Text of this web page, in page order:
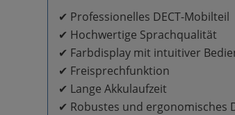
✔ Professionelles DECT-Mobilteil
✔ Hochwertige Sprachqualität
✔ Farbdisplay mit intuitiver
✔ Freisprechfunktion
✔ Lange Akkulaufzeit
✔ Robustes und ergonomisches